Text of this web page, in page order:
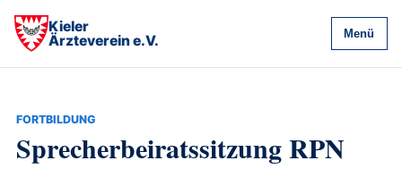
Kieler
Ärzteverein e.V.
Menü
FORTBILDUNG
Sprecherbeiratssitzung RPN